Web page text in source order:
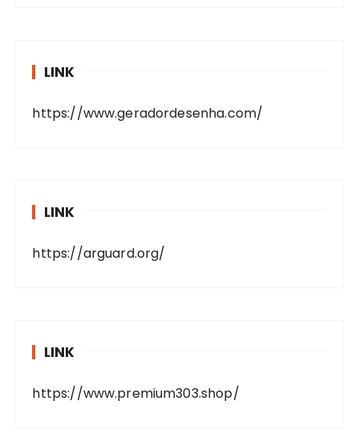
LINK
https://www.geradordesenha.com/
LINK
https://arguard.org/
LINK
https://www.premium303.shop/